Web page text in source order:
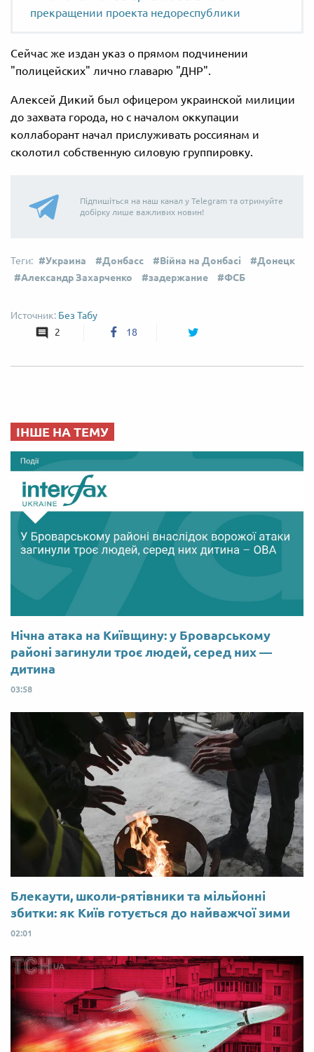
прекращении проекта недореспублики
Сейчас же издан указ о прямом подчинении
"полицейских" лично главарю "ДНР".
Алексей Дикий был офицером украинской милиции
до захвата города, но с началом оккупации
коллаборант начал прислуживать россиянам и
сколотил собственную силовую группировку.
Підпишіться на наш канал у Telegram та отримуйте
добірку лише важливих новин!
Украина Донбасс Війна на Донбасі
Донецк
Александр Захарченко
задержание ФСБ
Без Табу
2
18
ІНШЕ НА ТЕМУ
Нічна атака на Київщину: у Броварському
районі загинули троє людей, серед них —
дитина
03:58
Блекаути, школи-рятівники та мільйонні
збитки: як Київ готується до найважчої зими
02:01